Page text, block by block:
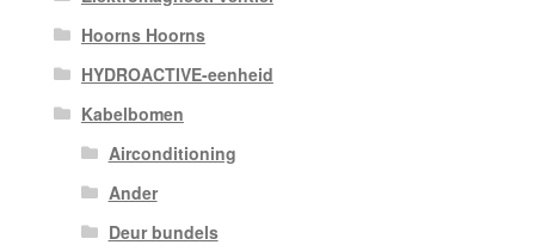
Hoorns Hoorns
HYDROACTIVE-eenheid
Kabelbomen
Airconditioning
Ander
Deur bundels